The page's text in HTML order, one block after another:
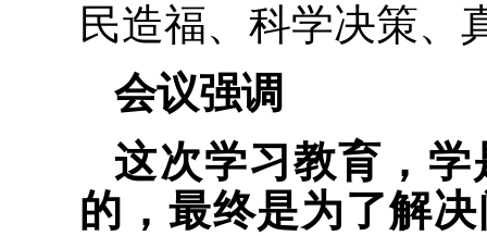
民造福、科学决策、
会议强调
这次学习教育，
的，最终是为了解